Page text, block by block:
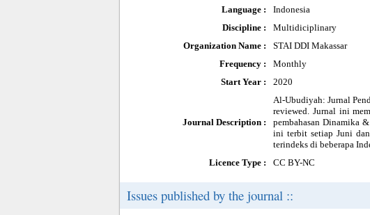
Language :
Indonesia
Discipline :
Multidiciplinary
Organization Name :
STAI DDI Makassar
Frequency :
Monthly
Start Year :
2020
Journal Description :
Al-Ubudiyah: Jurnal
reviewed. Jurnal ini
pembahasan Dinamika
ini terbit setiap Juni dan
terindeks di beberapa
Licence Type :
CC BY-NC
Issues published by the journal ::